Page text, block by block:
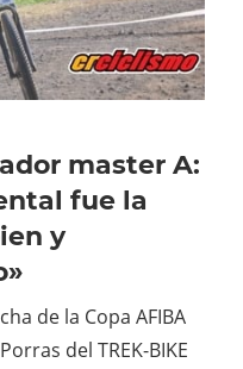
master A:
fue la
y
de la Copa AFIBA
del TREK-BIKE